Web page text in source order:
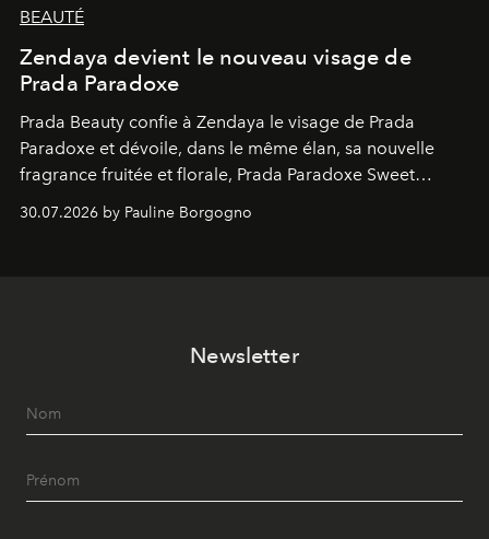
BEAUTÉ
Zendaya devient le nouveau visage de
Prada Paradoxe
Prada Beauty confie à Zendaya le visage de Prada
Paradoxe et dévoile, dans le même élan, sa nouvelle
fragrance fruitée et florale, Prada Paradoxe Sweet
Chemistry Eau de Parfum.
30.07.2026 by Pauline Borgogno
Newsletter